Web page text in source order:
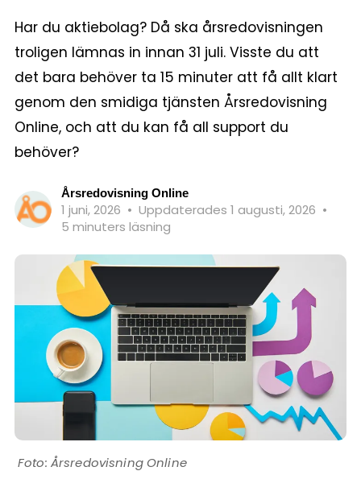
Har du aktiebolag? Då ska årsredovisningen
troligen lämnas in innan 31 juli. Visste du att
det bara behöver ta 15 minuter att få allt klart
genom den smidiga tjänsten Årsredovisning
Online, och att du kan få all support du
behöver?
Årsredovisning Online
1 juni, 2026 • Uppdaterades 1 augusti, 2026 •
5 minuters läsning
Årsredovisning Online